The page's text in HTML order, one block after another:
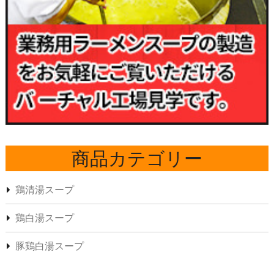
商品カテゴリー
鶏清湯スープ
鶏白湯スープ
豚鶏白湯スープ